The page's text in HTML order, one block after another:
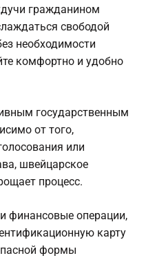
гражданином
свободой
необходимости
комфортно и удобно
государственным
от того,
или
швейцарское
процесс.
финансовые операции,
карту
формы